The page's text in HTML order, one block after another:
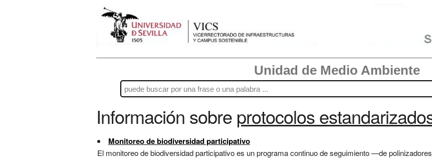
Unidad de Medio Ambiente
Información sobre protocolos
Monitoreo de biodiversidad participativo
El monitoreo de biodiversidad participativo es un programa continuo de seguimiento —de